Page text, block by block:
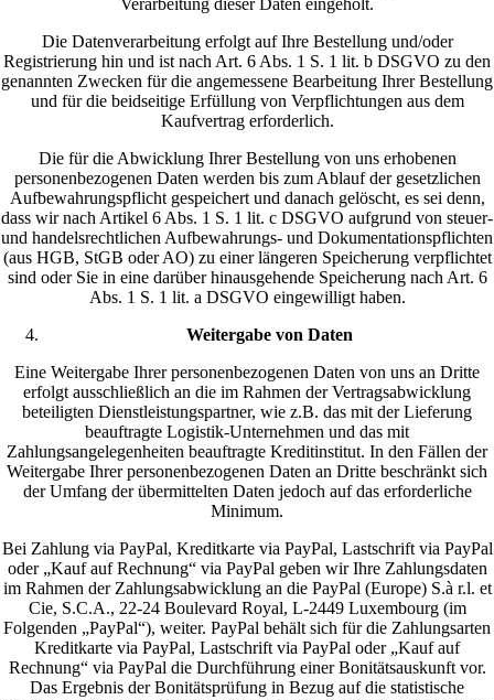
Verarbeitung dieser Daten eingeholt.
Die Datenverarbeitung erfolgt auf Ihre Bestellung und/oder
Registrierung hin und ist nach Art. 6 Abs. 1 S. 1 lit. b DSGVO zu den
genannten Zwecken für die angemessene Bearbeitung Ihrer Bestellung
und für die beidseitige Erfüllung von Verpflichtungen aus dem
Kaufvertrag erforderlich.
Die für die Abwicklung Ihrer Bestellung von uns erhobenen
personenbezogenen Daten werden bis zum Ablauf der gesetzlichen
Aufbewahrungspflicht gespeichert und danach gelöscht, es sei denn,
dass wir nach Artikel 6 Abs. 1 S. 1 lit. c DSGVO aufgrund von steuer-
und handelsrechtlichen Aufbewahrungs- und Dokumentationspflichten
(aus HGB, StGB oder AO) zu einer längeren Speicherung verpflichtet
sind oder Sie in eine darüber hinausgehende Speicherung nach Art. 6
Abs. 1 S. 1 lit. a DSGVO eingewilligt haben.
Weitergabe von Daten
Eine Weitergabe Ihrer personenbezogenen Daten von uns an Dritte
erfolgt ausschließlich an die im Rahmen der Vertragsabwicklung
beteiligten Dienstleistungspartner, wie z.B. das mit der Lieferung
beauftragte Logistik-Unternehmen und das mit
Zahlungsangelegenheiten beauftragte Kreditinstitut. In den Fällen der
Weitergabe Ihrer personenbezogenen Daten an Dritte beschränkt sich
der Umfang der übermittelten Daten jedoch auf das erforderliche
Minimum.
Bei Zahlung via PayPal, Kreditkarte via PayPal, Lastschrift via PayPal
oder „Kauf auf Rechnung“ via PayPal geben wir Ihre Zahlungsdaten
im Rahmen der Zahlungsabwicklung an die PayPal (Europe) S.à r.l. et
Cie, S.C.A., 22-24 Boulevard Royal, L-2449 Luxembourg (im
Folgenden „PayPal“), weiter. PayPal behält sich für die Zahlungsarten
Kreditkarte via PayPal, Lastschrift via PayPal oder „Kauf auf
Rechnung“ via PayPal die Durchführung einer Bonitätsauskunft vor.
Das Ergebnis der Bonitätsprüfung in Bezug auf die statistische